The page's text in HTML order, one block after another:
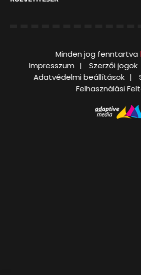
Minden jog fenntartva
Impresszum
Szerzői jogok
Adatvédelmi beállítások
Felhasználási